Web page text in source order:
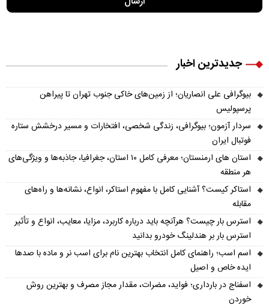
جدیدترین اخبار
بیوگرافی علی انصاریان؛ از زمین‌های خاکی جنوب تهران تا پیراهن
پرسپولیس
سردار آزمون؛ بیوگرافی، زندگی شخصی، افتخارات و مسیر درخشش ستاره
فوتبال ایران
استان های ارمنستان؛ معرفی کامل ۱۰ استان، جغرافیا، جاذبه‌ها و ویژگی‌های
هر منطقه
استاکر کیست؟ آشنایی کامل با مفهوم استاکر، انواع، نشانه‌ها و راه‌های
مقابله
استرس بار چیست؟ هرآنچه باید درباره کاربرد، مزایا، معایب، انواع و تأثیر
استرس بار بر هندلینگ خودرو بدانید
اسم اسب؛ راهنمای کامل انتخاب بهترین نام برای اسب نر و ماده با صدها
ایده خاص و اصیل
اسفناج در بارداری؛ فواید، مضرات، مقدار مجاز مصرف و بهترین روش
خوردن